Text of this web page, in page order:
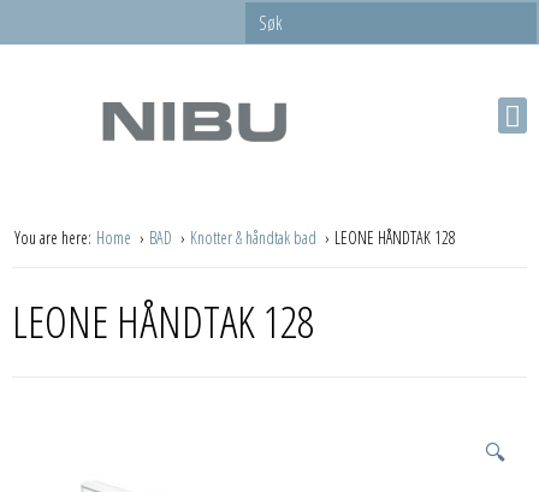
You are here: Home BAD Knotter & håndtak bad LEONE HÅNDTAK 128
LEONE HÅNDTAK 128
🔍